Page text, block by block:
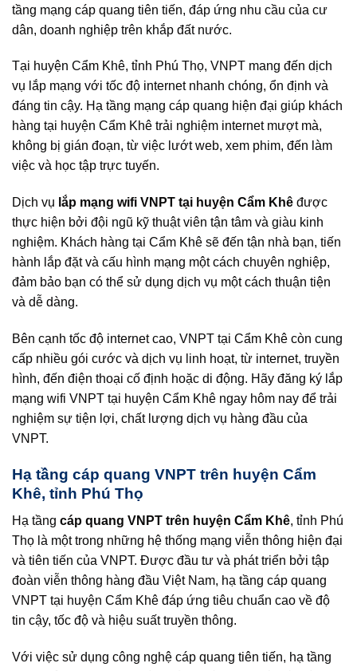
tầng mạng cáp quang tiên tiến, đáp ứng nhu cầu của cư
dân, doanh nghiệp trên khắp đất nước.
Tại huyện Cẩm Khê, tỉnh Phú Thọ, VNPT mang đến dịch
vụ lắp mạng với tốc độ internet nhanh chóng, ổn định và
đáng tin cậy. Hạ tầng mạng cáp quang hiện đại giúp khách
hàng tại huyện Cẩm Khê trải nghiệm internet mượt mà,
không bị gián đoạn, từ việc lướt web, xem phim, đến làm
việc và học tập trực tuyến.
Dịch vụ lắp mạng wifi VNPT tại huyện Cẩm Khê được
thực hiện bởi đội ngũ kỹ thuật viên tận tâm và giàu kinh
nghiệm. Khách hàng tại Cẩm Khê sẽ đến tận nhà bạn, tiến
hành lắp đặt và cấu hình mạng một cách chuyên nghiệp,
đảm bảo bạn có thể sử dụng dịch vụ một cách thuận tiện
và dễ dàng.
Bên cạnh tốc độ internet cao, VNPT tại Cẩm Khê còn cung
cấp nhiều gói cước và dịch vụ linh hoạt, từ internet, truyền
hình, đến điện thoại cố định hoặc di động. Hãy đăng ký lắp
mạng wifi VNPT tại huyện Cẩm Khê ngay hôm nay để trải
nghiệm sự tiện lợi, chất lượng dịch vụ hàng đầu của
VNPT.
Hạ tầng cáp quang VNPT trên huyện Cẩm
Khê, tỉnh Phú Thọ
Hạ tầng cáp quang VNPT trên huyện Cẩm Khê, tỉnh Phú
Thọ là một trong những hệ thống mạng viễn thông hiện đại
và tiên tiến của VNPT. Được đầu tư và phát triển bởi tập
đoàn viễn thông hàng đầu Việt Nam, hạ tầng cáp quang
VNPT tại huyện Cẩm Khê đáp ứng tiêu chuẩn cao về độ
tin cậy, tốc độ và hiệu suất truyền thông.
Với việc sử dụng công nghệ cáp quang tiên tiến, hạ tầng